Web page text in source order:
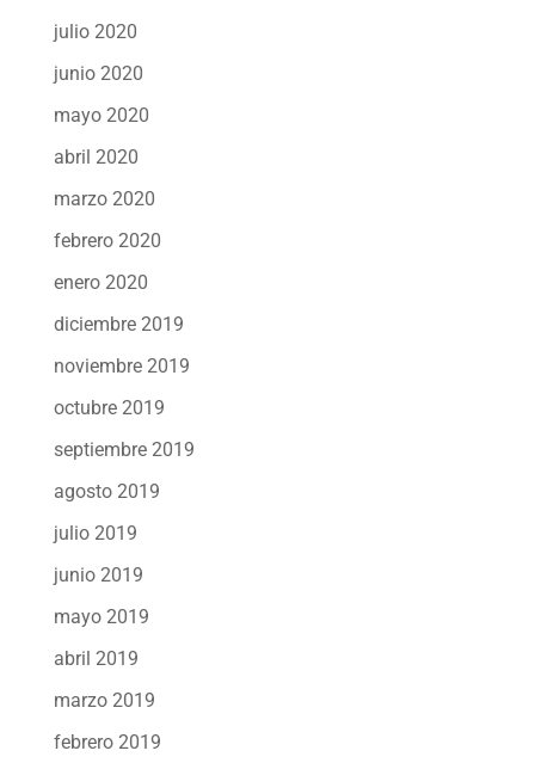
julio 2020
junio 2020
mayo 2020
abril 2020
marzo 2020
febrero 2020
enero 2020
diciembre 2019
noviembre 2019
octubre 2019
septiembre 2019
agosto 2019
julio 2019
junio 2019
mayo 2019
abril 2019
marzo 2019
febrero 2019